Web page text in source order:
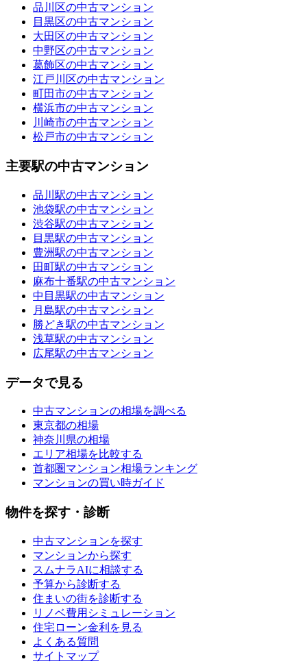
品川区の中古マンション
目黒区の中古マンション
大田区の中古マンション
中野区の中古マンション
葛飾区の中古マンション
江戸川区の中古マンション
町田市の中古マンション
横浜市の中古マンション
川崎市の中古マンション
松戸市の中古マンション
主要駅の中古マンション
品川駅の中古マンション
池袋駅の中古マンション
渋谷駅の中古マンション
目黒駅の中古マンション
豊洲駅の中古マンション
田町駅の中古マンション
麻布十番駅の中古マンション
中目黒駅の中古マンション
月島駅の中古マンション
勝どき駅の中古マンション
浅草駅の中古マンション
広尾駅の中古マンション
データで見る
中古マンションの相場を調べる
東京都の相場
神奈川県の相場
エリア相場を比較する
首都圏マンション相場ランキング
マンションの買い時ガイド
物件を探す・診断
中古マンションを探す
マンションから探す
スムナラAIに相談する
予算から診断する
住まいの街を診断する
リノベ費用シミュレーション
住宅ローン金利を見る
よくある質問
サイトマップ